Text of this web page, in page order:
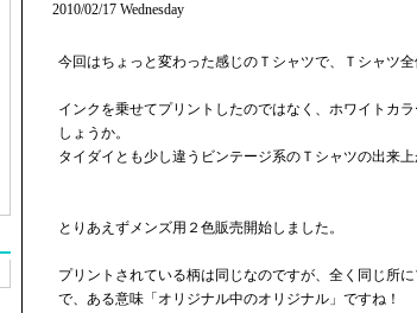
2010/02/17 Wednesday
今回はちょっと変わった感じのＴシャツで、Ｔシャツ全
インクを乗せてプリントしたのではなく、ホワイトカ
しょうか。
タイダイとも少し違うビンテージ系のＴシャツの出来上
とりあえずメンズ用２色販売開始しました。
プリントされている柄は同じなのですが、全く同じ所
で、ある意味「オリジナル中のオリジナル」ですね！